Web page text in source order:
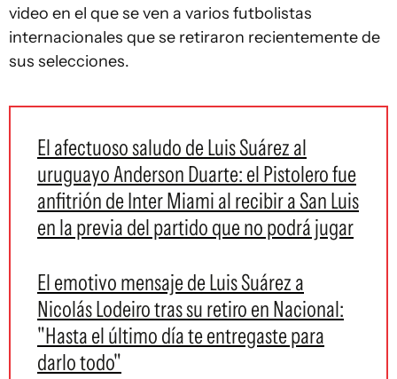
video en el que se ven a varios futbolistas
internacionales que se retiraron recientemente de
sus selecciones.
El afectuoso saludo de Luis Suárez al
uruguayo Anderson Duarte: el Pistolero fue
anfitrión de Inter Miami al recibir a San Luis
en la previa del partido que no podrá jugar
El emotivo mensaje de Luis Suárez a
Nicolás Lodeiro tras su retiro en Nacional:
"Hasta el último día te entregaste para
darlo todo"